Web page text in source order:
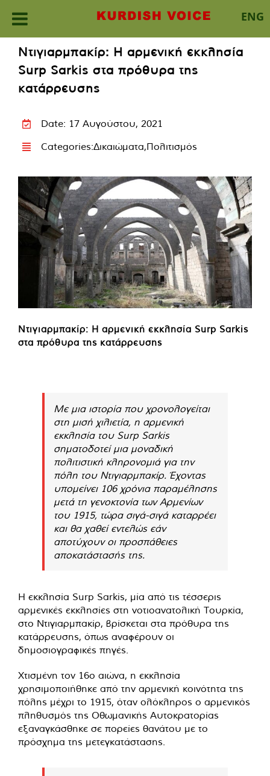
ENG
content
Ντιγιαρμπακίρ: Η αρμενική εκκλησία
Surp Sarkis στα πρόθυρα της
κατάρρευσης
Date: 17 Αυγούστου, 2021
Categories:Δικαιώματα,Πολιτισμός
Ντιγιαρμπακίρ: Η αρμενική εκκλησία Surp Sarkis
στα πρόθυρα της κατάρρευσης
Με μια ιστορία που χρονολογείται
στη μισή χιλιετία, η αρμενική
εκκλησία του Surp Sarkis
σηματοδοτεί μια μοναδική
πολιτιστική κληρονομιά για την
πόλη του Ντιγιαρμπακίρ. Έχοντας
υπομείνει 106 χρόνια παραμέλησης
μετά τη γενοκτονία των Αρμενίων
του 1915, τώρα σιγά-σιγά καταρρέει
και θα χαθεί εντελώς εάν
αποτύχουν οι προσπάθειες
αποκατάστασής της.
Η εκκλησία Surp Sarkis, μία από τις τέσσερις
αρμενικές εκκλησίες στη νοτιοανατολική Τουρκία,
στο Ντιγιαρμπακίρ, βρίσκεται στα πρόθυρα της
κατάρρευσης, όπως αναφέρουν οι
δημοσιογραφικές πηγές.
Χτισμένη τον 16ο αιώνα, η εκκλησία
χρησιμοποιήθηκε από την αρμενική κοινότητα της
πόλης μέχρι το 1915, όταν ολόκληρος ο αρμενικός
πληθυσμός της Οθωμανικής Αυτοκρατορίας
εξαναγκάσθηκε σε πορείες θανάτου με το
πρόσχημα της μετεγκατάστασης.